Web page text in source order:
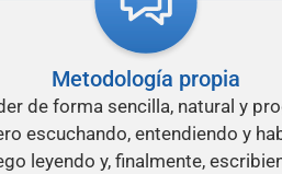
Metodología propia
de forma sencilla, natural y
escuchando, entendiendo y
leyendo y, finalmente,